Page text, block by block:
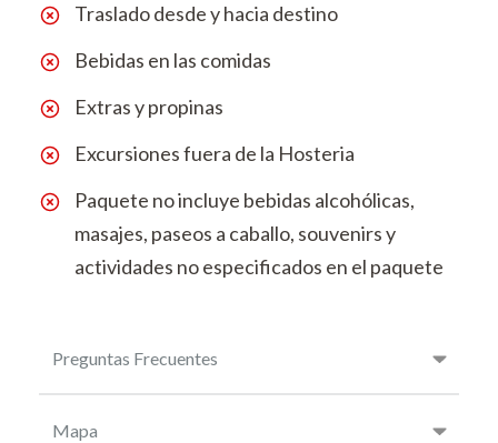
Preguntas Frecuentes
Mapa
Traslado desde y hacia destino
Bebidas en las comidas
Extras y propinas
Excursiones fuera de la Hosteria
Paquete no incluye bebidas alcohólicas,
masajes, paseos a caballo, souvenirs y
actividades no especificados en el paquete